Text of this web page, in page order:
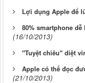
Lợi dụng Apple để
80% smartphone
(16/10/2013)
"Tuyệt chiêu" diệt
Apple có thể đọc
(21/10/2013)